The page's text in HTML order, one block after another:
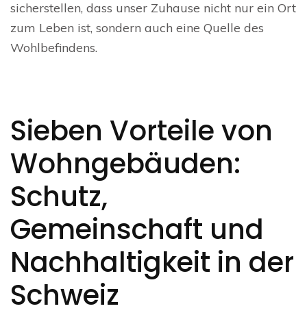
sicherstellen, dass unser Zuhause nicht nur ein Ort
zum Leben ist, sondern auch eine Quelle des
Wohlbefindens.
Sieben Vorteile von
Wohngebäuden:
Schutz,
Gemeinschaft und
Nachhaltigkeit in der
Schweiz